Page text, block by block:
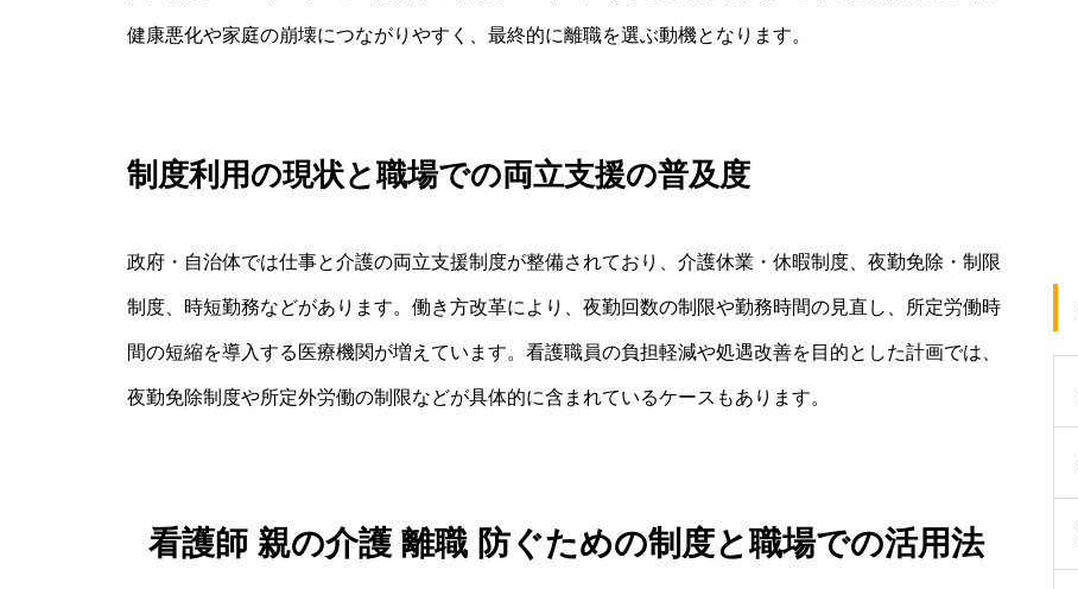
健康悪化や家庭の崩壊につながりやすく、最終的に離職を選ぶ動機となります。
制度利用の現状と職場での両立支援の普及度
政府・自治体では仕事と介護の両立支援制度が整備されており、介護休業・休暇制度、夜勤免除・制限
制度、時短勤務などがあります。働き方改革により、夜勤回数の制限や勤務時間の見直し、所定労働時
間の短縮を導入する医療機関が増えています。看護職員の負担軽減や処遇改善を目的とした計画では、
夜勤免除制度や所定外労働の制限などが具体的に含まれているケースもあります。
看護師 親の介護 離職 防ぐための制度と職場での活用法